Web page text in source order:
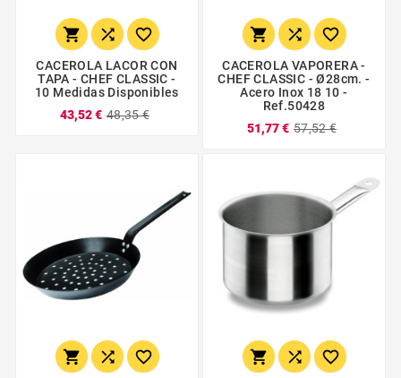
  
CACEROLA LACOR CON
TAPA - CHEF CLASSIC -
10 Medidas Disponibles
43,52 € 48,35 €
  
CACEROLA VAPORERA -
CHEF CLASSIC - Ø28cm. -
Acero Inox 18 10 -
Ref.50428
51,77 € 57,52 €
     